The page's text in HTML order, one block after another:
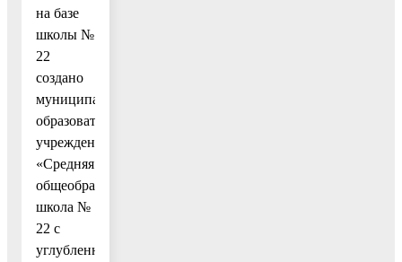
на базе
школы №
22
создано
муниципальное
образовательное
учреждение
«Средняя
общеобразовательная
школа №
22 с
углубленным